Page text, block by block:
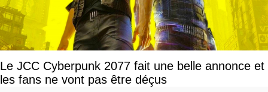
Le JCC Cyberpunk 2077 fait une belle annonce et
les fans ne vont pas être déçus